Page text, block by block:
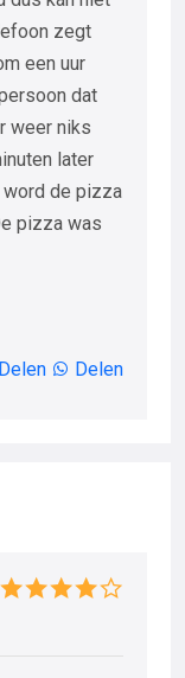
zegt
een uur
dat
weer niks
later
de pizza
pizza was
Delen Delen